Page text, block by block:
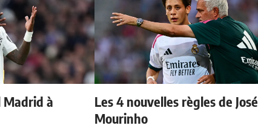
Madrid à
Les 4 nouvelles règles de José
Mourinho